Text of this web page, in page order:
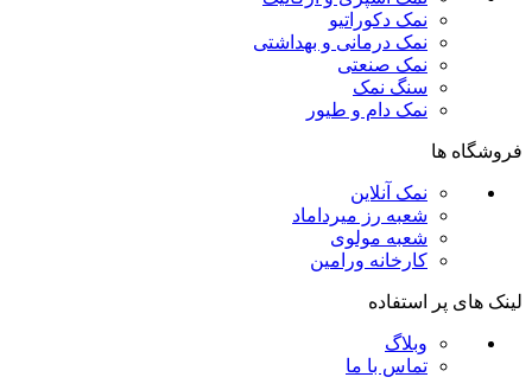
نمک دکوراتیو
نمک درمانی و بهداشتی
نمک صنعتی
سنگ نمک
نمک دام و طیور
فروشگاه ها
نمک آنلاین
شعبه رز میرداماد
شعبه مولوی
کارخانه ورامین
لینک های پر استفاده
وبلاگ
تماس با ما